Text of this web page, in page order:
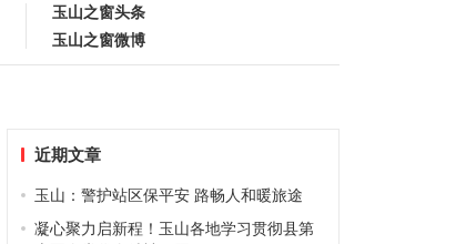
玉山之窗头条
玉山之窗微博
近期文章
玉山：警护站区保平安 路畅人和暖旅途
凝心聚力启新程！玉山各地学习贯彻县第